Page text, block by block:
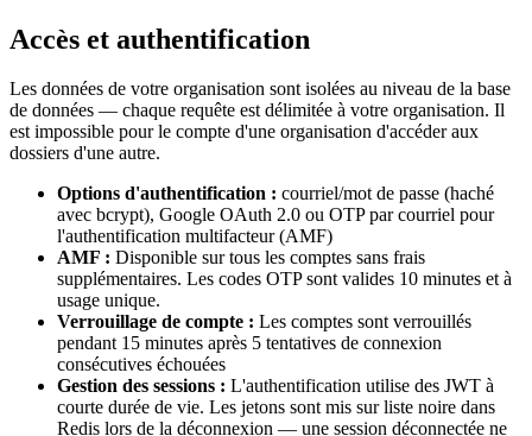
Accès et authentification
Les données de votre organisation sont isolées au niveau de la base
de données — chaque requête est délimitée à votre organisation. Il
est impossible pour le compte d'une organisation d'accéder aux
dossiers d'une autre.
Options d'authentification : courriel/mot de passe (haché
avec bcrypt), Google OAuth 2.0 ou OTP par courriel pour
l'authentification multifacteur (AMF)
AMF : Disponible sur tous les comptes sans frais
supplémentaires. Les codes OTP sont valides 10 minutes et à
usage unique.
Verrouillage de compte : Les comptes sont verrouillés
pendant 15 minutes après 5 tentatives de connexion
consécutives échouées
Gestion des sessions : L'authentification utilise des JWT à
courte durée de vie. Les jetons sont mis sur liste noire dans
Redis lors de la déconnexion — une session déconnectée ne